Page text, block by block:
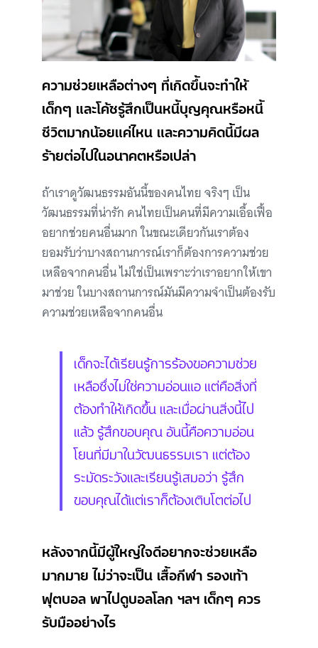
ความช่วยเหลือต่างๆ ที่เกิดขึ้นจะทำให้
เด็กๆ และโค้ชรู้สึกเป็นหนี้บุญคุณหรือหนี้
ชีวิตมากน้อยแค่ไหน และความคิดนี้มีผล
ร้ายต่อไปในอนาคตหรือเปล่า
ถ้าเราดูวัฒนธรรมอันนี้ของคนไทย จริงๆ เป็น
วัฒนธรรมที่น่ารัก คนไทยเป็นคนที่มีความเอื้อเฟื้อ
อยากช่วยคนอื่นมาก ในขณะเดียวกันเราต้อง
ยอมรับว่าบางสถานการณ์เราก็ต้องการความช่วย
เหลือจากคนอื่น ไม่ใช่เป็นเพราะว่าเราอยากให้เขา
มาช่วย ในบางสถานการณ์มันมีความจำเป็นต้องรับ
ความช่วยเหลือจากคนอื่น
เด็กจะได้เรียนรู้การร้องขอความช่วย
เหลือซึ่งไม่ใช่ความอ่อนแอ แต่คือสิ่งที่
ต้องทำให้เกิดขึ้น และเมื่อผ่านสิ่งนี้ไป
แล้ว รู้สึกขอบคุณ อันนี้คือความอ่อน
โยนที่มีมาในวัฒนธรรมเรา แต่ต้อง
ระมัดระวังและเรียนรู้เสมอว่า รู้สึก
ขอบคุณได้แต่เราก็ต้องเติบโตต่อไป
หลังจากนี้มีผู้ใหญ่ใจดีอยากจะช่วยเหลือ
มากมาย ไม่ว่าจะเป็น เสื้อกีฬา รองเท้า
ฟุตบอล พาไปดูบอลโลก ฯลฯ เด็กๆ ควร
รับมืออย่างไร